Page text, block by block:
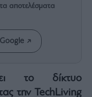
αποτελέσματα
το δίκτυο
την TechLiving